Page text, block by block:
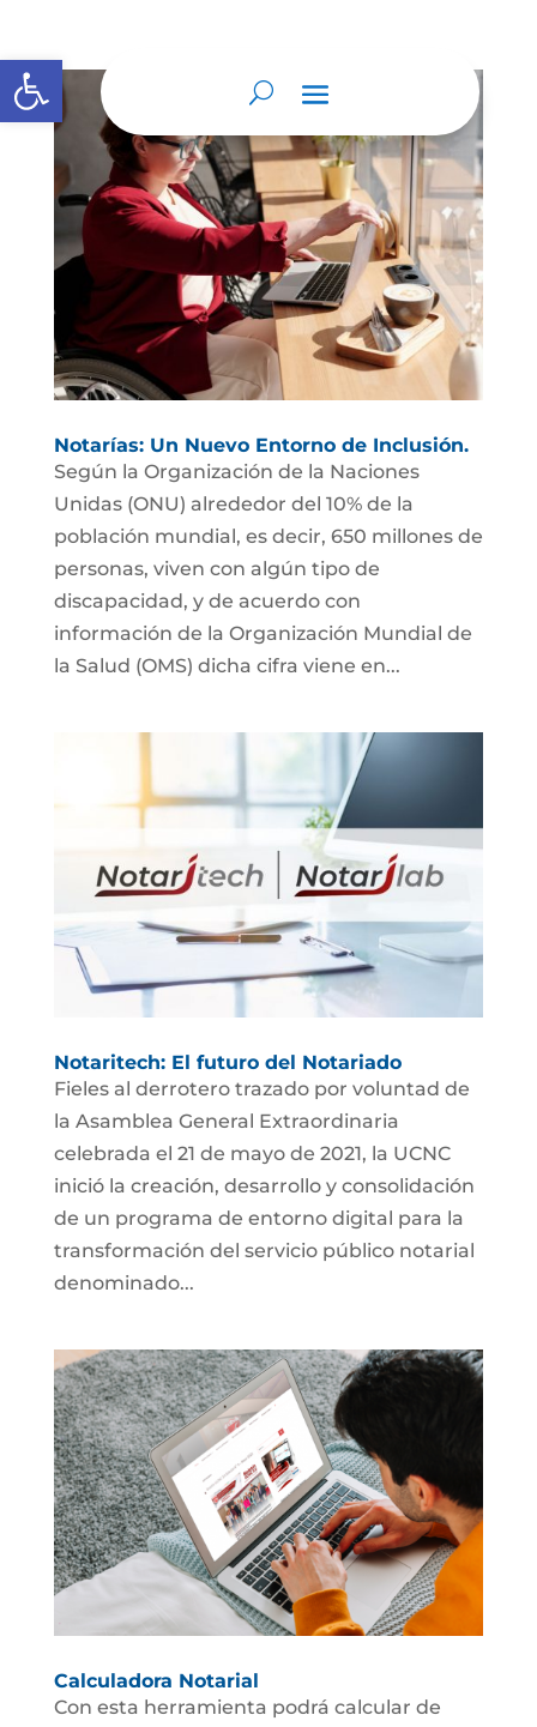
Abrir barra de herramientas
Notarías: Un Nuevo Entorno de Inclusión.
Según la Organización de la Naciones
Unidas (ONU) alrededor del 10% de la
población mundial, es decir, 650 millones de
personas, viven con algún tipo de
discapacidad, y de acuerdo con
información de la Organización Mundial de
la Salud (OMS) dicha cifra viene en...
Notaritech: El futuro del Notariado
Fieles al derrotero trazado por voluntad de
la Asamblea General Extraordinaria
celebrada el 21 de mayo de 2021, la UCNC
inició la creación, desarrollo y consolidación
de un programa de entorno digital para la
transformación del servicio público notarial
denominado...
Calculadora Notarial
Con esta herramienta podrá calcular de